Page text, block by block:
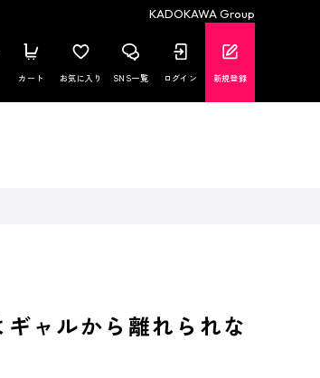
KADOKAWA Group
カート お気に入り SNS一覧 ログイン 新規登録
ャルから離れられな